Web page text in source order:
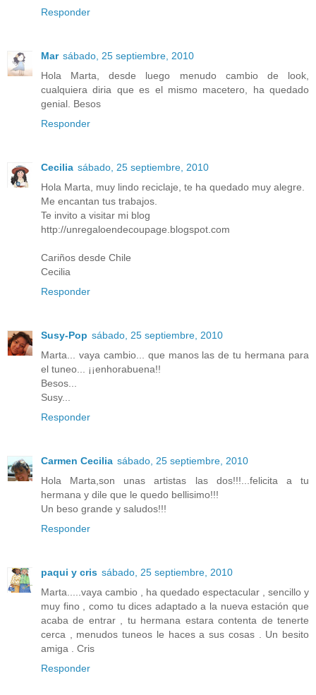
Responder
Mar sábado, 25 septiembre, 2010
Hola Marta, desde luego menudo cambio de look,
cualquiera diria que es el mismo macetero, ha quedado
genial. Besos
Responder
Cecilia sábado, 25 septiembre, 2010
Hola Marta, muy lindo reciclaje, te ha quedado muy alegre.
Me encantan tus trabajos.
Te invito a visitar mi blog
http://unregaloendecoupage.blogspot.com
Cariños desde Chile
Cecilia
Responder
Susy-Pop sábado, 25 septiembre, 2010
Marta... vaya cambio... que manos las de tu hermana para
el tuneo... ¡¡enhorabuena!!
Besos...
Susy...
Responder
Carmen Cecilia sábado, 25 septiembre, 2010
Hola Marta,son unas artistas las dos!!!...felicita a tu
hermana y dile que le quedo bellisimo!!!
Un beso grande y saludos!!!
Responder
paqui y cris sábado, 25 septiembre, 2010
Marta.....vaya cambio , ha quedado espectacular , sencillo y
muy fino , como tu dices adaptado a la nueva estación que
acaba de entrar , tu hermana estara contenta de tenerte
cerca , menudos tuneos le haces a sus cosas . Un besito
amiga . Cris
Responder